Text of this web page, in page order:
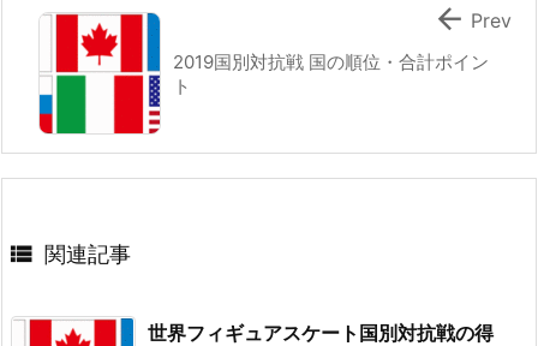
2019国別対抗戦 国の順位・合計ポイン
ト
 Prev
 関連記事
世界フィギュアスケート国別対抗戦の得